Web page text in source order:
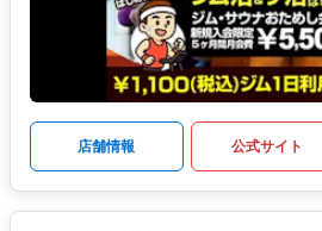
店舗情報 公式サイト